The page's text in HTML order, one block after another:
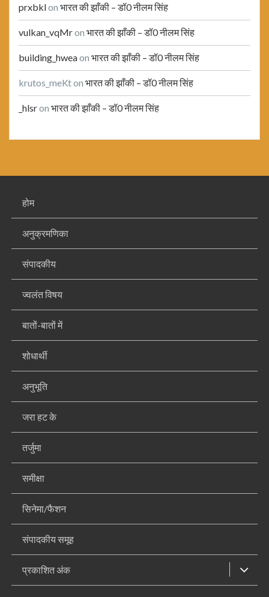
prxbklon भारत की झाँकी – डॉ0 नीलम सिंह
vulkan_vqMron भारत की झाँकी – डॉ0 नीलम सिंह
building_hweaon भारत की झाँकी – डॉ0 नीलम सिंह
krutos_meKton भारत की झाँकी – डॉ0 नीलम सिंह
_hlsron भारत की झाँकी – डॉ0 नीलम सिंह
होम
अनुक्रमणिका
संपादकीय
ज्वलंत विषय
बातों-बातों में
शोधार्थी
अनुभूति
जरा हट के
तर्जुमा
समीक्षा
सिनेमा/फैशन
संपादकीय समूह
प्रकाशित अंक